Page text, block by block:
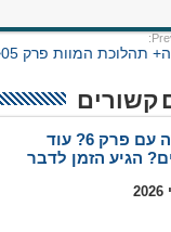
תהלוכת המוות פרק 05~
קשורים
תהית מה עם פרק 6? עוד
הגיע הזמן לדבר